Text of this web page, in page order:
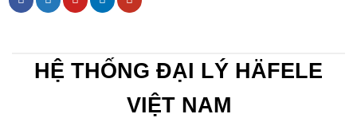
HỆ THỐNG ĐẠI LÝ HÄFELE
VIỆT NAM